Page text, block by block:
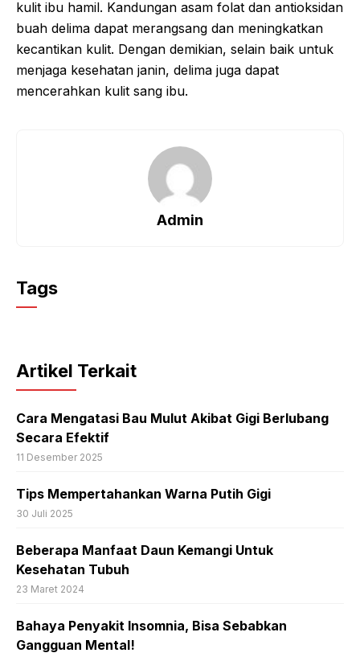
kulit ibu hamil. Kandungan asam folat dan antioksidan
buah delima dapat merangsang dan meningkatkan
kecantikan kulit. Dengan demikian, selain baik untuk
menjaga kesehatan janin, delima juga dapat
mencerahkan kulit sang ibu.
Admin
Tags
Artikel Terkait
Cara Mengatasi Bau Mulut Akibat Gigi Berlubang
Secara Efektif
11 Desember 2025
Tips Mempertahankan Warna Putih Gigi
30 Juli 2025
Beberapa Manfaat Daun Kemangi Untuk
Kesehatan Tubuh
23 Maret 2024
Bahaya Penyakit Insomnia, Bisa Sebabkan
Gangguan Mental!